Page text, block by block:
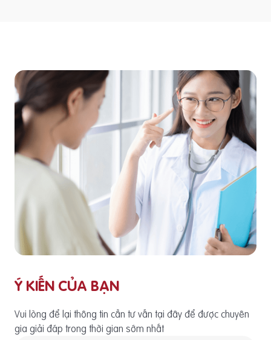
Ý KIẾN CỦA BẠN
Vui lòng để lại thông tin cần tư vấn tại đây để được chuyên
gia giải đáp trong thời gian sớm nhất